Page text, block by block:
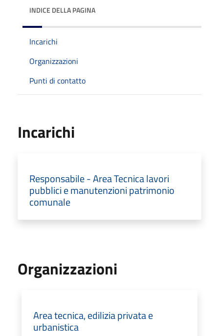
INDICE DELLA PAGINA
Incarichi
Organizzazioni
Punti di contatto
Incarichi
Responsabile - Area Tecnica lavori
pubblici e manutenzioni patrimonio
comunale
Organizzazioni
Area tecnica, edilizia privata e
urbanistica